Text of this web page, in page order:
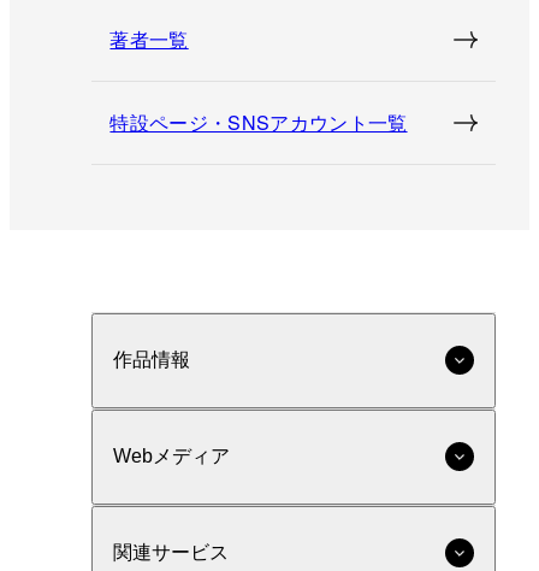
著者一覧
特設ページ・SNSアカウント一覧
作品情報
Webメディア
関連サービス